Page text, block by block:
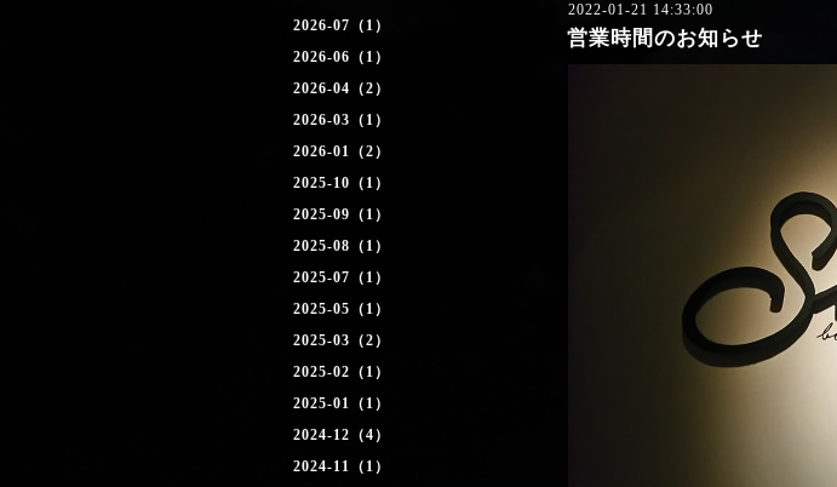
2026-07（1）
2026-06（1）
2026-04（2）
2026-03（1）
2026-01（2）
2025-10（1）
2025-09（1）
2025-08（1）
2025-07（1）
2025-05（1）
2025-03（2）
2025-02（1）
2025-01（1）
2024-12（4）
2024-11（1）
2022-01-21 14:33:00
営業時間のお知らせ